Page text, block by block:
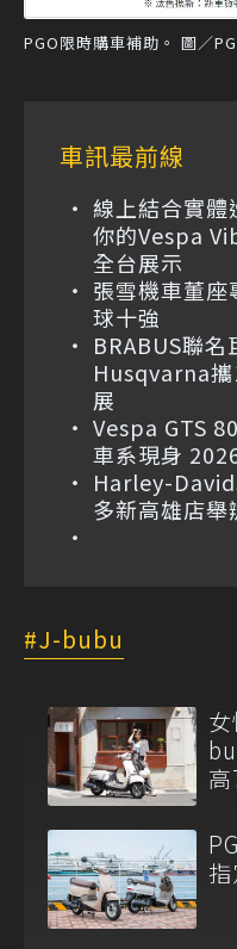
PGO限時購車補助。 圖／
車訊最前線
線上結合實體
你的Vespa
全台展示
張雪機車董
球十強
BRABUS聯
Husqvarna
展
Vespa GTS
車系現身
Harley-
多新高雄店舉
J-bubu